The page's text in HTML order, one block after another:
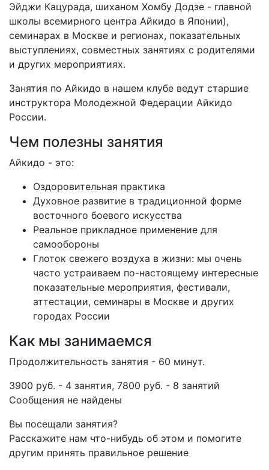
Эйджи Кацурада, шиханом Хомбу Додзе - главной
школы всемирного центра Айкидо в Японии),
семинарах в Москве и регионах, показательных
выступлениях, совместных занятиях с родителями
и других мероприятиях.
Занятия по Айкидо в нашем клубе ведут старшие
инструктора Молодежной Федерации Айкидо
России.
Чем полезны занятия
Айкидо - это:
Оздоровительная практика
Духовное развитие в традиционной форме
восточного боевого искусства
Реальное прикладное применение для
самообороны
Глоток свежего воздуха в жизни: мы очень
часто устраиваем по-настоящему интересные
показательные мероприятия, фестивали,
аттестации, семинары в Москве и других
городах России
Как мы занимаемся
Продолжительность занятия - 60 минут.
3900 руб. - 4 занятия, 7800 руб. - 8 занятий
Сообщения не найдены
Вы посещали занятия?
Расскажите нам что-нибудь об этом и помогите
другим принять правильное решение